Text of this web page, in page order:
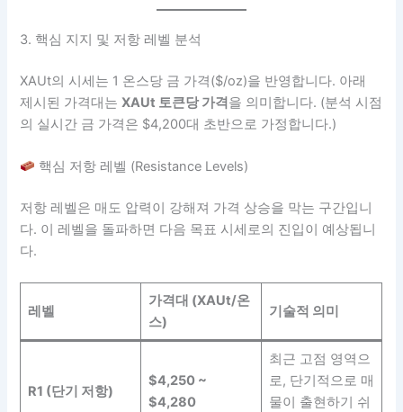
3. 핵심 지지 및 저항 레벨 분석
XAUt의 시세는 1 온스당 금 가격($/oz)을 반영합니다. 아래
제시된 가격대는XAUt 토큰당 가격 을 의미합니다. (분석 시점
의 실시간 금 가격은 $4,200대 초반으로 가정합니다.)
핵심 저항 레벨 (Resistance Levels)
저항 레벨은 매도 압력이 강해져 가격 상승을 막는 구간입니
다. 이 레벨을 돌파하면 다음 목표 시세로의 진입이 예상됩니
다.
레벨
가격대 (XAUt/온
스)
기술적 의미
R1 (단기 저항)
$4,250 ~
$4,280
최근 고점 영역으
로, 단기적으로 매
물이 출현하기 쉬